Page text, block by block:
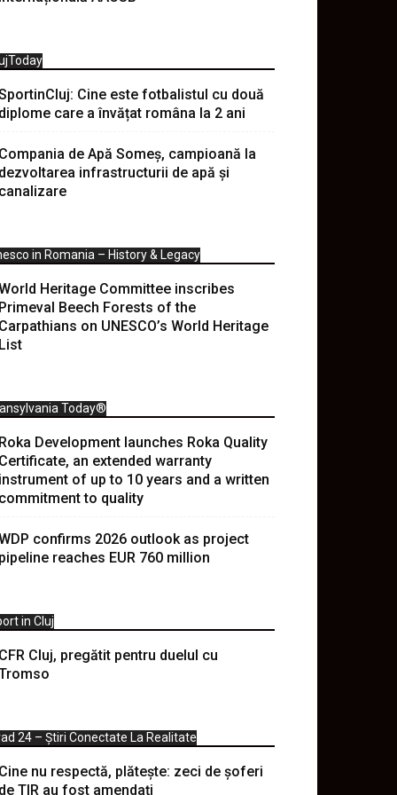
Cine este fotbalistul cu două
diplome care a învățat româna la 2 ani
Compania de Apă Someș, campioană la
dezvoltarea infrastructurii de apă și
canalizare
in Romania – History & Legacy
Heritage Committee inscribes
Primeval Beech Forests of the
Carpathians on UNESCO’s World Heritage
List
Today®
Roka Development launches Roka Quality
Certificate, an extended warranty
instrument of up to 10 years and a written
commitment to quality
confirms 2026 outlook as project
pipeline reaches EUR 760 million
in Cluj
CFR Cluj, pregătit pentru duelul cu
24 – Știri Conectate La Realitate
Cine nu respectă, plătește: zeci de șoferi
de TIR au fost amendați